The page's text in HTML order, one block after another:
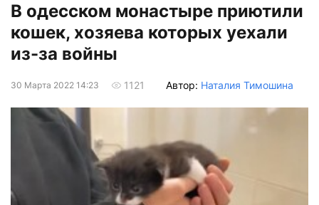
В одесском монастыре приютили
кошек, хозяева которых уехали
из-за войны
30 Марта 2022 14:23 1121 Автор: Наталия Тимошина